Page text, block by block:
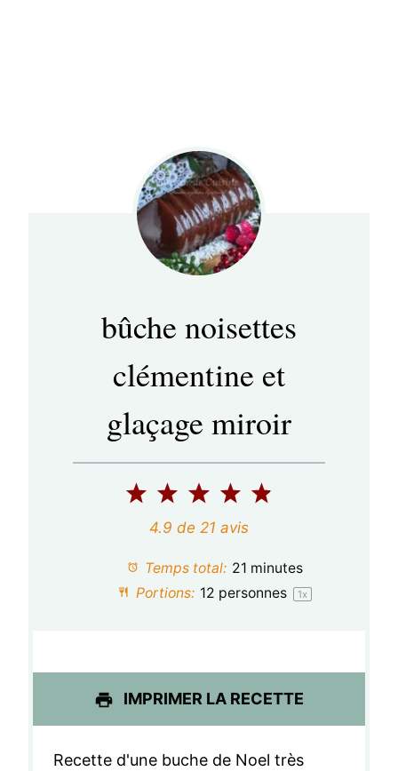
bûche noisettes
clémentine et
glaçage miroir
5
t
o
e
s
4
é
t
o
e
s
3
é
t
o
e
s
2
é
t
o
e
s
1
é
t
o
e
4.9 de 21 avis
Temps total: 21 minutes
Portions: 12 personnes 1x
IMPRIMER LA RECETTE
Recette d'une buche de Noel très